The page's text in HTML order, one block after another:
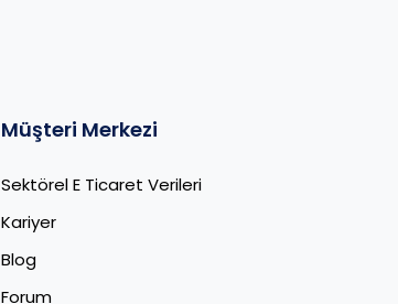
Müşteri Merkezi
Sektörel E Ticaret Verileri
Kariyer
Blog
Forum